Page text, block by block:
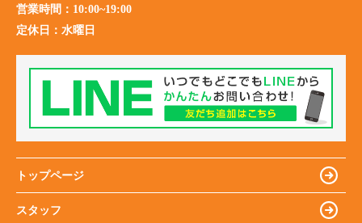
営業時間： 10:00~19:00
定休日： 水曜日
トップページ
スタッフ